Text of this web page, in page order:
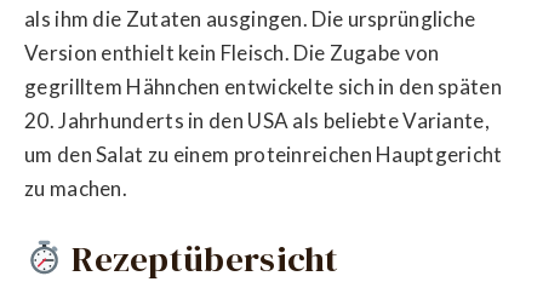
als ihm die Zutaten ausgingen. Die ursprüngliche
Version enthielt kein Fleisch. Die Zugabe von
gegrilltem Hähnchen entwickelte sich in den späten
20. Jahrhunderts in den USA als beliebte Variante,
um den Salat zu einem proteinreichen Hauptgericht
zu machen.
Rezeptübersicht